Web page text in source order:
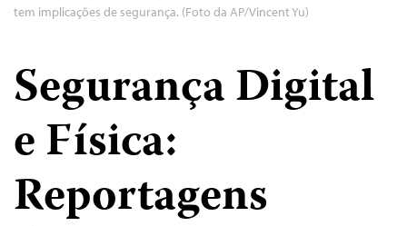
tem implicações de segurança. (Foto da AP/Vincent Yu)
Segurança Digital
e Física:
Reportagens